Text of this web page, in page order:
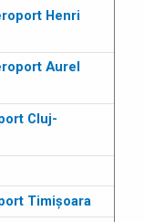
Henri
Aurel
Cluj-
Timişoara